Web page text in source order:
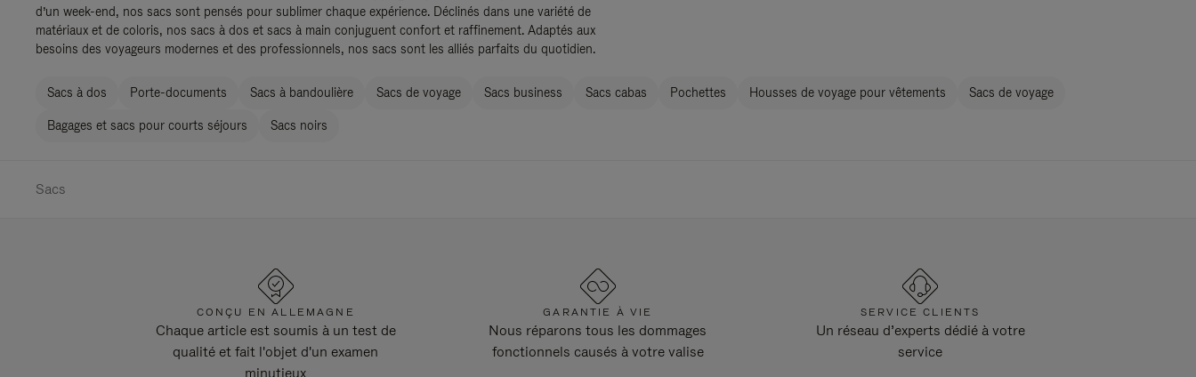
d’un week-end, nos sacs sont pensés pour sublimer chaque expérience. Déclinés dans une variété de
matériaux et de coloris, nos sacs à dos et sacs à main conjuguent confort et raffinement. Adaptés aux
besoins des voyageurs modernes et des professionnels, nos sacs sont les alliés parfaits du quotidien.
Sacs à dos Porte-documents Sacs à bandoulière Sacs de voyage Sacs business Sacs cabas Pochettes Housses de voyage pour vêtements Sacs de voyage
Bagages et sacs pour courts séjours Sacs noirs
Sacs
CONÇU EN ALLEMAGNE
Chaque article est soumis à un test de
qualité et fait l'objet d'un examen
minutieux
GARANTIE À VIE
Nous réparons tous les dommages
fonctionnels causés à votre valise
SERVICE CLIENTS
Un réseau d’experts dédié à votre
service